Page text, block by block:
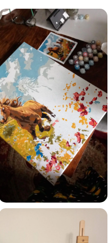
privātuma politiku un
-10%